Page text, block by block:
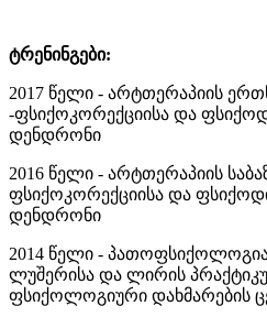
ტრენინგები:
2017 წელი - არტთერაპიის
-ფსიქოკორექციისა და
დენდრონი
2016 წელი - არტთერაპიის
ფსიქოკორექციისა და
დენდრონი
2014 წელი -
ლუშერისა და ლირის
ფსიქოლოგიური დახმარების